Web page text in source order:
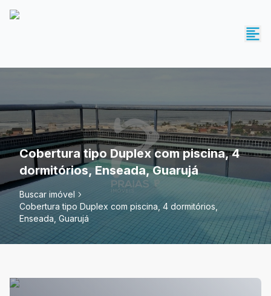
Cobertura tipo Duplex com piscina, 4
dormitórios, Enseada, Guarujá
Buscar imóvel
Cobertura tipo Duplex com piscina, 4 dormitórios,
Enseada, Guarujá